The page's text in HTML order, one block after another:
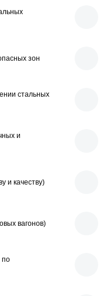
зон
стальных
и
и качеству)
вагонов)
по